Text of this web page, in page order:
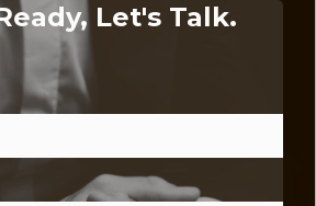
Let's Talk.